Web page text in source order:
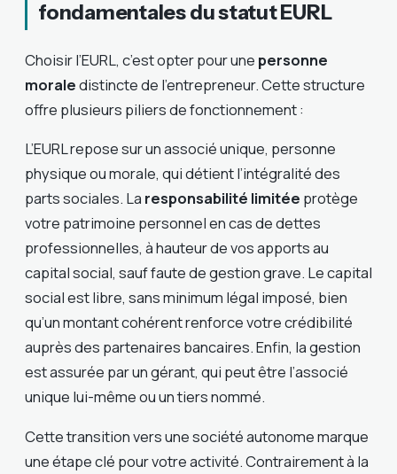
fondamentales du statut EURL
Choisir l’EURL, c’est opter pour une personne
moraledistincte de l’entrepreneur. Cette structure
offre plusieurs piliers de fonctionnement :
L’EURL repose sur un associé unique, personne
physique ou morale, qui détient l’intégralité des
parts sociales. La responsabilité limitée protège
votre patrimoine personnel en cas de dettes
professionnelles, à hauteur de vos apports au
capital social, sauf faute de gestion grave. Le capital
social est libre, sans minimum légal imposé, bien
qu’un montant cohérent renforce votre crédibilité
auprès des partenaires bancaires. Enfin, la gestion
est assurée par un gérant, qui peut être l’associé
unique lui-même ou un tiers nommé.
Cette transition vers une société autonome marque
une étape clé pour votre activité. Contrairement à la